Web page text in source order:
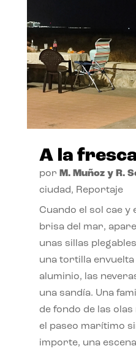
A la
por M. Muñoz y R.
ciudad, Reportaje
Cuando el sol cae y
brisa del mar,
unas sillas
una tortilla envuelta
aluminio, las
una sandía. Una
de fondo de las
el paseo marítimo
importe, una